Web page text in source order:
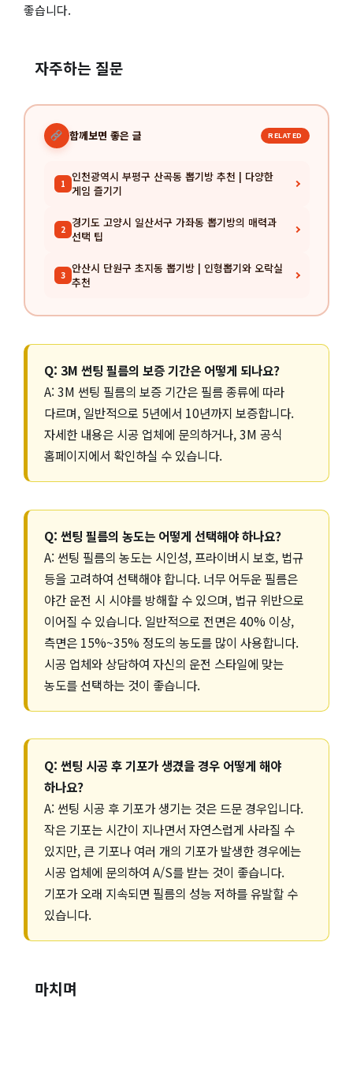
좋습니다.
자주하는 질문
함께보면 좋은 글 RELATED
1 인천광역시 부평구 산곡동 뽑기방 추천 | 다양한
게임 즐기기
2 경기도 고양시 일산서구 가좌동 뽑기방의 매력과
선택 팁
3 안산시 단원구 초지동 뽑기방 | 인형뽑기와 오락실
추천
Q: 3M 썬팅 필름의 보증 기간은 어떻게 되나요?
A: 3M 썬팅 필름의 보증 기간은 필름 종류에 따라
다르며, 일반적으로 5년에서 10년까지 보증합니다.
자세한 내용은 시공 업체에 문의하거나, 3M 공식
홈페이지에서 확인하실 수 있습니다.
Q: 썬팅 필름의 농도는 어떻게 선택해야 하나요?
A: 썬팅 필름의 농도는 시인성, 프라이버시 보호, 법규
등을 고려하여 선택해야 합니다. 너무 어두운 필름은
야간 운전 시 시야를 방해할 수 있으며, 법규 위반으로
이어질 수 있습니다. 일반적으로 전면은 40% 이상,
측면은 15%~35% 정도의 농도를 많이 사용합니다.
시공 업체와 상담하여 자신의 운전 스타일에 맞는
농도를 선택하는 것이 좋습니다.
Q: 썬팅 시공 후 기포가 생겼을 경우 어떻게 해야
하나요?
A: 썬팅 시공 후 기포가 생기는 것은 드문 경우입니다.
작은 기포는 시간이 지나면서 자연스럽게 사라질 수
있지만, 큰 기포나 여러 개의 기포가 발생한 경우에는
시공 업체에 문의하여 A/S를 받는 것이 좋습니다.
기포가 오래 지속되면 필름의 성능 저하를 유발할 수
있습니다.
마치며